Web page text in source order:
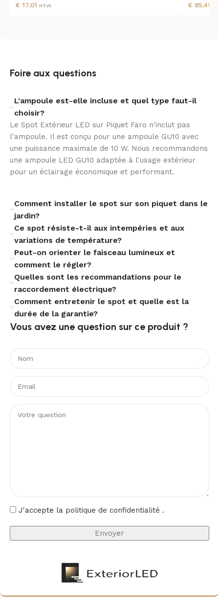
Fixé sur un piquet, ce spot se plante facilement dans
Finition soignée et détails pratiques
La teinte noire et les proportions compactes
apportent une présence discrète et haut de gamme
dans le jardin. Sa hauteur sur piquet et son diamètre
maîtrisé assurent une intégration élégante, tandis que
la compatibilité avec des ampoules GU10 permet de
contrôler rendement et apparence lumineuse.
Conforme aux normes actuelles et garantie, ce spot
offre une installation sûre et un usage serein.
L’appareil est fourni sans ampoule, ce qui vous laisse
libre de sélectionner la source lumineuse adaptée,
jusqu’à la puissance maximale recommandée pour le
produit.
€ 17,01 HTVA
€ 85,49
Foire aux questions
L'ampoule est-elle incluse et quel type faut-il
choisir?
Le Spot Extérieur LED sur Piquet Faro n'inclut pas
l'ampoule. Il est conçu pour une ampoule GU10 avec
une puissance maximale de 10 W. Nous recommandons
une ampoule LED GU10 adaptée à l'usage extérieur
pour un éclairage économique et performant.
Comment installer le spot sur son piquet dans le
jardin?
Ce spot résiste-t-il aux intempéries et aux
variations de température?
Peut-on orienter le faisceau lumineux et
comment le régler?
Quelles sont les recommandations pour le
raccordement électrique?
Comment entretenir le spot et quelle est la
durée de la garantie?
Vous avez une question sur ce produit ?​
J'accepte la politique de confidentialité .